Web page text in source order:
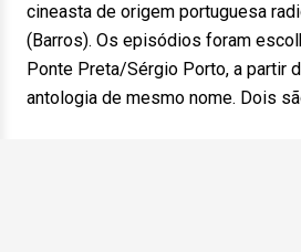
cineasta de origem portuguesa
(Barros). Os episódios foram
Ponte Preta/Sérgio Porto, a partir
antologia de mesmo nome. Dois